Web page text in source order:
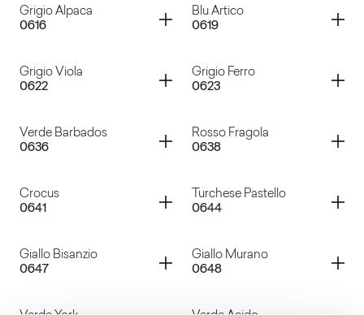
Grigio Alpaca
0616
Container
Blu Artico
0619
Container
Grigio Viola
0622
Container
Grigio Ferro
0623
Container
Verde Barbados
0636
Container
Rosso Fragola
0638
Container
Crocus
0641
Container
Turchese Pastello
0644
Container
Giallo Bisanzio
0647
Container
Giallo Murano
0648
Container